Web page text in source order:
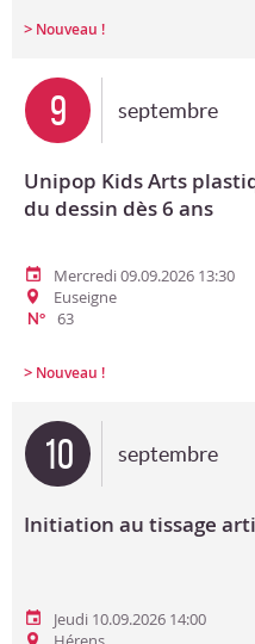
> Nouveau !
9 septembre
Unipop Kids Arts
du dessin dès 6 ans
Mercredi 09.09.2026 13:30
Euseigne
N° 63
> Nouveau !
10 septembre
Initiation au tissage
Jeudi 10.09.2026 14:00